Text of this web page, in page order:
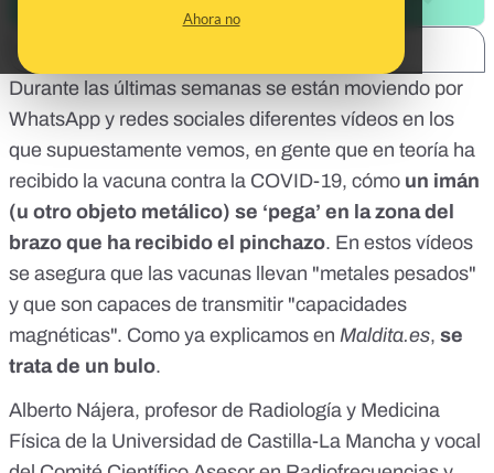
Ahora no
Durante las últimas semanas se están moviendo por
WhatsApp y redes sociales diferentes vídeos en los
que supuestamente vemos, en gente que en teoría ha
recibido la vacuna contra la COVID-19, cómo un imán
(u otro objeto metálico) se ‘pega’ en la zona del
brazo que ha recibido el pinchazo. En estos vídeos
se asegura que las vacunas llevan "metales pesados"
y que son capaces de transmitir "capacidades
magnéticas". Como ya explicamos en Maldita.es, se
trata de un bulo.
Alberto Nájera, profesor de Radiología y Medicina
Física de la Universidad de Castilla-La Mancha y vocal